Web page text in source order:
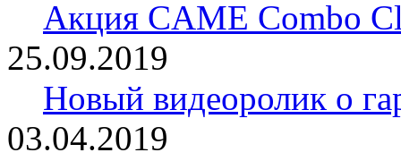
Акция CAME Combo
25.09.2019
Новый видеоролик о
03.04.2019